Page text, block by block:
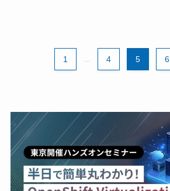
1 ... 4 5 6